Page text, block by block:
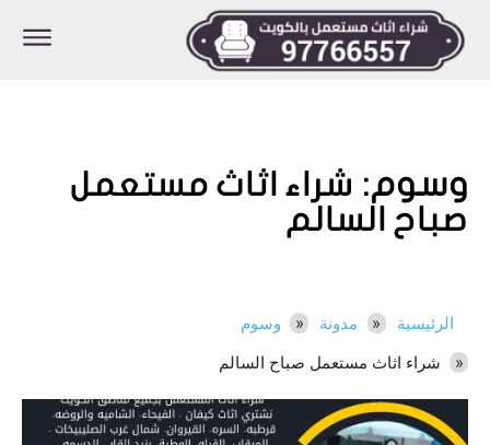
وسوم: شراء اثاث مستعمل
صباح السالم
الرئيسية مدونة
وسوم
شراء اثاث مستعمل صباح السالم